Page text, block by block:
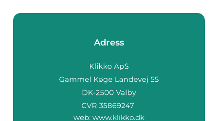
Adress
web: www.klikko.dk